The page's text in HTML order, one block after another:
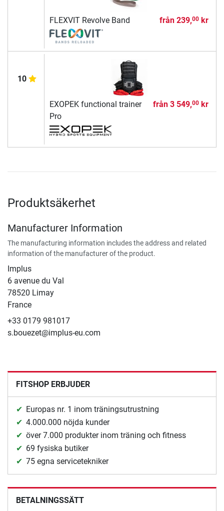
FLEXVIT Revolve Band från 239,00kr
10
EXOPEK functional trainer
Pro
från 3 549,00kr
Produktsäkerhet
Manufacturer Information
The manufacturing information includes the address and related
information of the manufacturer of the product.
Implus
6 avenue du Val
78520 Limay
France
+33 0179 981017
s.bouezet@implus-eu.com
FITSHOP ERBJUDER
Europas nr. 1 inom träningsutrustning
4.000.000 nöjda kunder
över 7.000 produkter inom träning och fitness
69 fysiska butiker
75 egna servicetekniker
BETALNINGSSÄTT